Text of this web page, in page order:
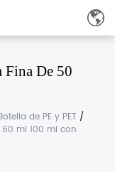
Fina De 50
de PE y PET /
ml 100 ml con